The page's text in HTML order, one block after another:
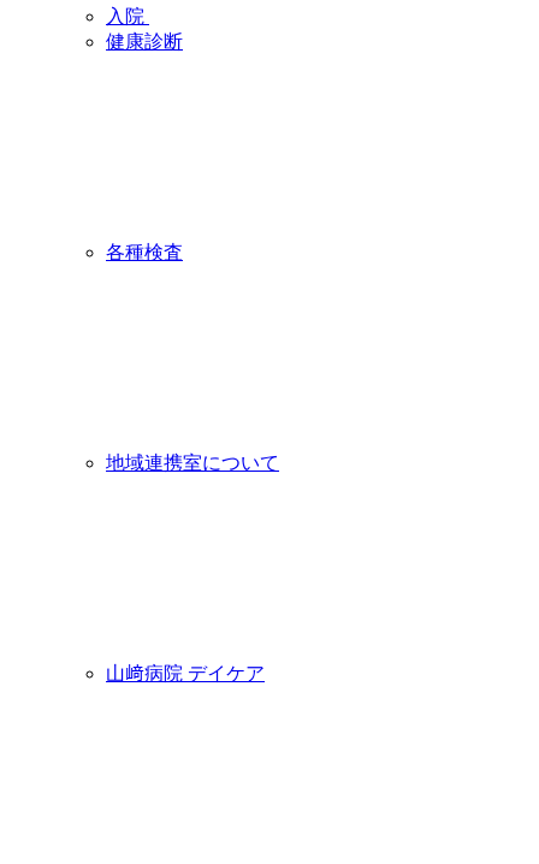
入院
健康診断
各種検査
地域連携室について
山﨑病院 デイケア